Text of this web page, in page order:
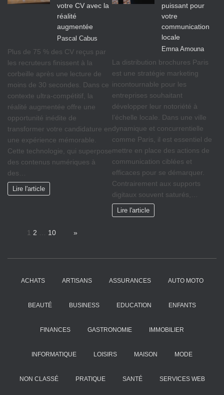
votre CV avec la
réalité
augmentée
Pascal Cabus
Plus de 75 % des CV reçus par
les recruteurs finissent à la
corbeille après une lecture de
moins de 30 secondes. Dans ce
contexte ultra-compétitif, la
réalité augmentée offre une
opportunité inédite de
transformer votre candidature en
une expérience mémorable.
Cette technologie, qui superpose
des contenus numériques à
des…
Lire l'article
puissant pour
votre
communication
locale
Emna Amouna
La distribution brochures Paris
est une stratégie marketing
incontournable pour les
entreprises souhaitant
développer leur notoriété à
l’échelle locale. Dans une ville
dynamique et concurrentielle
comme Paris, il est essentiel de
mettre en place des actions de
communication ciblées et
efficaces pour se démarquer.
Contrairement aux supports
digitaux souvent saturés,…
Lire l'article
1 2 … 10 »
ACHATS ARTISANS ASSURANCES AUTO MOTO
BEAUTÉ BUSINESS EDUCATION ENFANTS
FINANCES GASTRONOMIE IMMOBILIER
INFORMATIQUE LOISIRS MAISON MODE
NON CLASSÉ PRATIQUE SANTÉ SERVICES WEB